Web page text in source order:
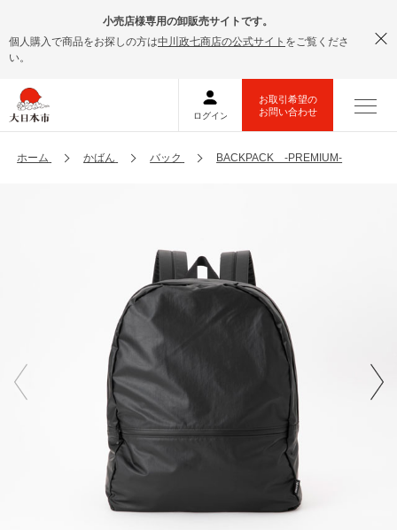
小売店様専用の卸販売サイトです。
個人購入で商品をお探しの方は中川政七商店の公式サイト をご覧くださ
い。
ホーム かばん バック BACKPACK -PREMIUM-